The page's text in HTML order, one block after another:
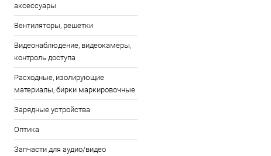
аксессуары
Вентиляторы, решетки
Видеонаблюдение, видеокамеры,
контроль доступа
Расходные, изолирующие
материалы, бирки маркировочные
Зарядные устройства
Оптика
Запчасти для аудио/видео